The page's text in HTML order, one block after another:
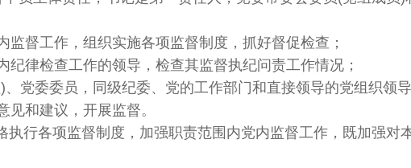
监督工作，组织实施各项监督制度，抓好督促检查；
纪律检查工作的领导，检查其监督执纪问责工作情况；
党委委员，同级纪委、党的工作部门和直接领导的党组织领
见和建议，开展监督。
行各项监督制度，加强职责范围内党内监督工作，既加强对